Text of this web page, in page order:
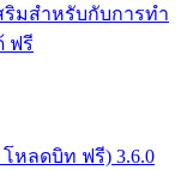
ริมสำหรับกับการทำ
ฟรี
โหลดบิท ฟรี) 3.6.0